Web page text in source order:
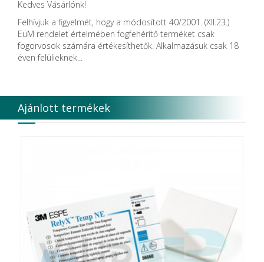
Kedves Vásárlónk!
Felhívjuk a figyelmét, hogy a módosított 40/2001. (XII.23.)
EüM rendelet értelmében fogfehérítő terméket csak
fogorvosok számára értékesíthetők. Alkalmazásuk csak 18
éven felülieknek...
Ajánlott termékek